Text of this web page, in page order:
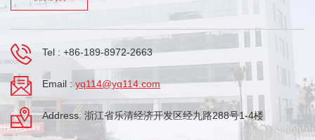
Tel : +86-189-8972-2663
Email : yq114@yq114.com
Address: 浙江省乐清经济开发区经九路288号1-4楼